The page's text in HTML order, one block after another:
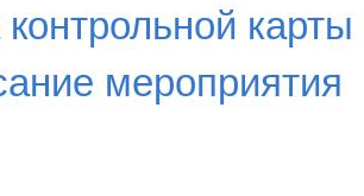
карты
мероприятия